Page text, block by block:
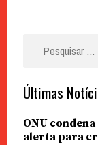
Últimas
ONU
alerta para